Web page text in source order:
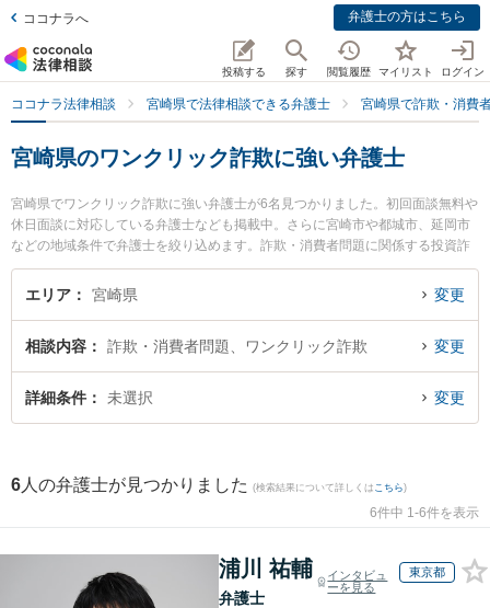
ココナラへ 弁護士の方はこちら
投稿する 探す 閲覧履歴 マイリスト ログイン
ココナラ法律相談 宮崎県で法律相談できる弁護士 宮崎県で詐欺・消費
宮崎県のワンクリック詐欺に強い弁護士
宮崎県でワンクリック詐欺に強い弁護士が6名見つかりました。初回面談無料や
休日面談に対応している弁護士なども掲載中。さらに宮崎市や都城市、延岡市
などの地域条件で弁護士を絞り込めます。詐欺・消費者問題に関係する投資詐
欺や副業詐欺、FX詐欺等の細かな分野での絞り込み検索もでき便利です。特に
AXIS法律事務所の内山 悠太郎弁護士や近藤和弘法律事務所の近藤 和弘弁護
詐欺のトラブルを今すぐに弁護士に相談したい』『ワンクリック詐欺のトラブ
ル解決の実績豊富な近くの弁護士を検索したい』『初回相談無料でワンクリッ
ク詐欺を法律相談できる宮崎県内の弁護士に相談予約したい』などでお困りの
エリア 宮崎県 変更
相談内容 詐欺・消費者問題、ワンクリック詐欺 変更
詳細条件 未選択 変更
6 人の弁護士が見つかりました (検索結果について詳しくは こちら)
6件中 1-6件を表示
浦川 祐輔
弁護士
インタビュ
ーを見る
東京都